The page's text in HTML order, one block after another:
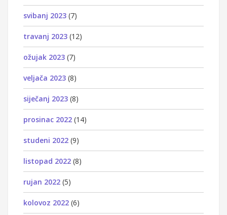
svibanj 2023 (7)
travanj 2023 (12)
ožujak 2023 (7)
veljača 2023 (8)
siječanj 2023 (8)
prosinac 2022 (14)
studeni 2022 (9)
listopad 2022 (8)
rujan 2022 (5)
kolovoz 2022 (6)